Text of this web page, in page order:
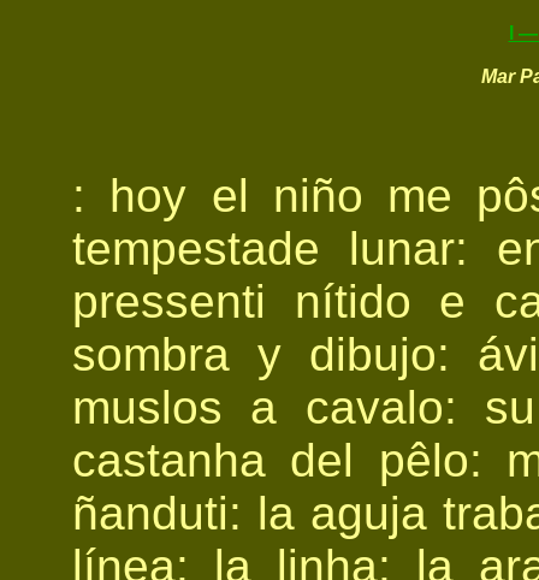
I
Mar
: hoy el niño me
tempestade lunar:
pressenti nítido e
sombra y dibujo:
muslos a cavalo:
castanha del pêlo:
ñanduti: la aguja
línea: la linha: la